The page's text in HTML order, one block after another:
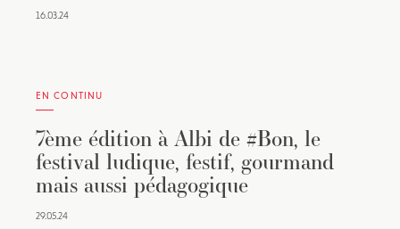
16.03.24
EN CONTINU
7ème édition à Albi de #Bon, le
festival ludique, festif, gourmand
mais aussi pédagogique
29.05.24